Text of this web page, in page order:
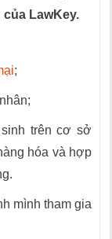
LawKey.
;
trên cơ sở
hóa và hợp
mình tham gia